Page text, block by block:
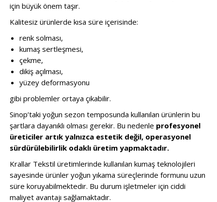
için büyük önem taşır.
Kalitesiz ürünlerde kısa süre içerisinde:
renk solması,
kumaş sertleşmesi,
çekme,
dikiş açılması,
yüzey deformasyonu
gibi problemler ortaya çıkabilir.
Sinop’taki yoğun sezon temposunda kullanılan ürünlerin bu
şartlara dayanıklı olması gerekir. Bu nedenle profesyonel
üreticiler artık yalnızca estetik değil, operasyonel
sürdürülebilirlik odaklı üretim yapmaktadır.
Krallar Tekstil üretimlerinde kullanılan kumaş teknolojileri
sayesinde ürünler yoğun yıkama süreçlerinde formunu uzun
süre koruyabilmektedir. Bu durum işletmeler için ciddi
maliyet avantajı sağlamaktadır.